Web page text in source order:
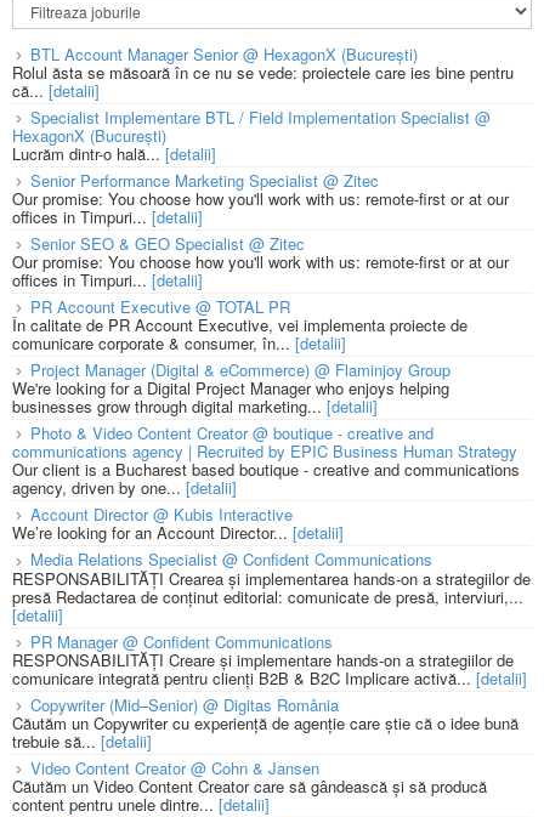
BTL Account Manager Senior @ HexagonX (București)
Rolul ăsta se măsoară în ce nu se vede: proiectele care ies bine pentru
că... [detalii]
Specialist Implementare BTL / Field Implementation Specialist @
HexagonX (București)
Lucrăm dintr-o hală...[detalii]
Senior Performance Marketing Specialist @ Zitec
Our promise: You choose how you'll work with us: remote-first or at our
offices in Timpuri... [detalii]
Senior SEO & GEO Specialist @ Zitec
Our promise: You choose how you'll work with us: remote-first or at our
offices in Timpuri... [detalii]
PR Account Executive @ TOTAL PR
În calitate de PR Account Executive, vei implementa proiecte de
comunicare corporate & consumer, în... [detalii]
Project Manager (Digital & eCommerce) @ Flaminjoy Group
We're looking for a Digital Project Manager who enjoys helping
businesses grow through digital marketing... [detalii]
Photo & Video Content Creator @ boutique - creative and
communications agency | Recruited by EPIC Business Human Strategy
Our client is a Bucharest based boutique - creative and communications
agency, driven by one... [detalii]
Account Director @ Kubis Interactive
We’re looking for an Account Director... [detalii]
Media Relations Specialist @ Confident Communications
RESPONSABILITĂȚI Crearea și implementarea hands-on a strategiilor de
presă Redactarea de conținut editorial: comunicate de presă, interviuri,...
[detalii]
PR Manager @ Confident Communications
RESPONSABILITĂȚI Creare și implementare hands-on a strategiilor de
comunicare integrată pentru clienți B2B & B2C Implicare activă... [detalii]
Copywriter (Mid–Senior) @ Digitas România
Căutăm un Copywriter cu experiență de agenție care știe că o idee bună
trebuie să... [detalii]
Video Content Creator @ Cohn & Jansen
Căutăm un Video Content Creator care să gândească și să producă
content pentru unele dintre... [detalii]